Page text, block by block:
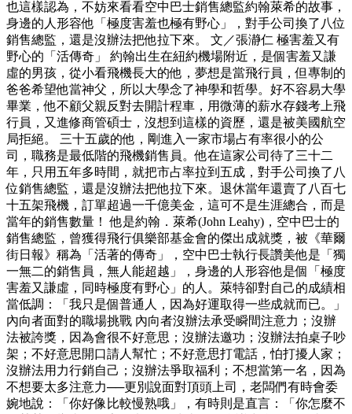
也這樣認為，不妨來看看空中巴士銷售總監約翰萊希的故事，
身邊的人形容他「極度害羞也極有野心」，對手公司換了八位
銷售總監，還是沒辦法把他拉下來。 文／張瀞仁 極害羞又有
野心的「活傳奇」 約翰出生在紐約機場附近，是個害羞又謙
虛的男孩，從小看飛機長大的他，夢想是當飛行員，但專制的
爸爸希望他當神父，所以大學念了神學和哲學。好不容易大學
畢業，他不顧父親反對去開計程車，用微薄的薪水存錢考上飛
行員，又進修商管碩士，沒想到這樣的資歷，還是被美國航空
局拒絕。 三十五歲的他，剛進入一家市場占有率很小的公
司，職務是最低階的飛機銷售員。他在這家公司待了三十二
年，只用五年多時間，就把市占率拉到五成，對手公司換了八
位銷售總監，還是沒辦法把他拉下來。退休當年還賣了八百七
十五架飛機，訂單超過一千億美金，這可不是生涯總合，而是
當年的銷售數量！ 他是約翰．萊希(John Leahy)，空中巴士的
銷售總監，曾獲得飛行俱樂部基金會的傑出成就獎，被《華爾
街日報》稱為「活著的傳奇」，空中巴士執行長讚美他是「獨
一無二的銷售員，無人能超越」，身邊的人形容他是個「極度
害羞又謙虛，同時極度有野心」的人。萊特卻對自己的成績相
當低調：「我只是個普通人，因為好運取得一些成就而已。」
內向者面對的職場挑戰 內向者沒辦法承受瞬間注意力；沒辦
法被誇獎，因為會很不好意思；沒辦法邀功；沒辦法拍桌子吵
架；不好意思開口請人幫忙；不好意思打電話，怕打擾人家；
沒辦法用力行銷自己；沒辦法爭取福利；不想當第一名，因為
不想要太多注意力──更別說面對頂頭上司，老闆們有時會委
婉地說：「你好像比較慢熟哦」，有時則是直言：「你怎麼不